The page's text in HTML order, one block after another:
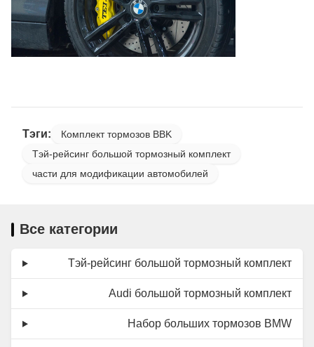
Тэги:
Комплект тормозов BBK
Тэй-рейсинг большой тормозный комплект
части для модификации автомобилей
Все категории
Тэй-рейсинг большой тормозный комплект
Audi большой тормозный комплект
Набор больших тормозов BMW